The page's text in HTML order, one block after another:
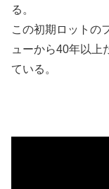
る。
この初期ロットの
ューから40年以上
ている。